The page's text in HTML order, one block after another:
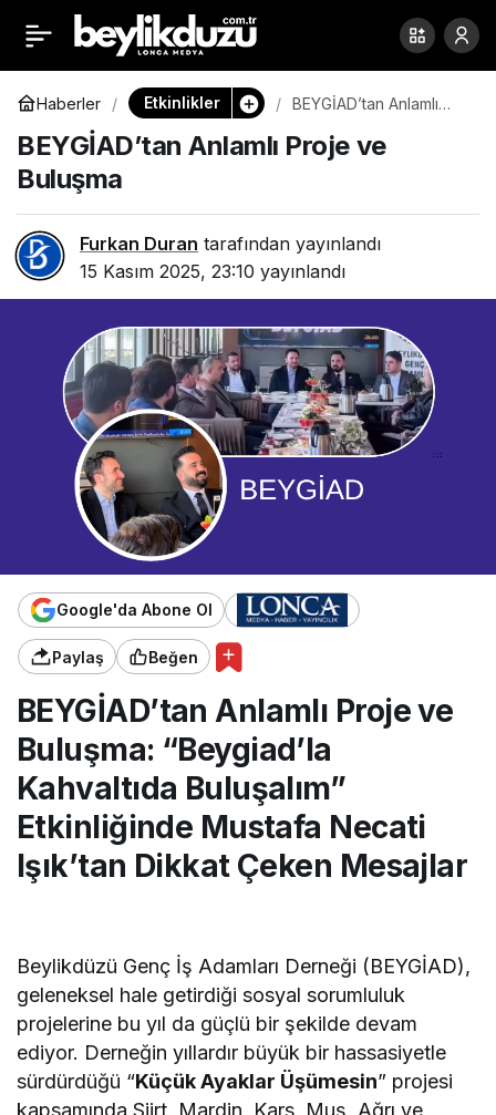
Haberler Etkinlikler
BEYGİAD’tan Anlamlı
BEYGİAD’tan Anlamlı Proje ve
Buluşma
Furkan Duran tarafından yayınlandı
15 Kasım 2025, 23:10 yayınlandı
Google'da Abone Ol
Paylaş Beğen
BEYGİAD’tan Anlamlı Proje ve
Buluşma: “Beygiad’la
Kahvaltıda Buluşalım”
Etkinliğinde Mustafa Necati
Işık’tan Dikkat Çeken Mesajlar
Beylikdüzü Genç İş Adamları Derneği (BEYGİAD),
geleneksel hale getirdiği sosyal sorumluluk
projelerine bu yıl da güçlü bir şekilde devam
ediyor. Derneğin yıllardır büyük bir hassasiyetle
sürdürdüğü “Küçük Ayaklar Üşümesin” projesi
kapsamında Siirt, Mardin, Kars, Muş, Ağrı ve
Çatalca Mardinliler
Dernek Başkanı Sedat
Özgür’den Basın
Platformu’na Mardin
Lezzetleri Eşliğinde
Misafirperverlik
Paylaş